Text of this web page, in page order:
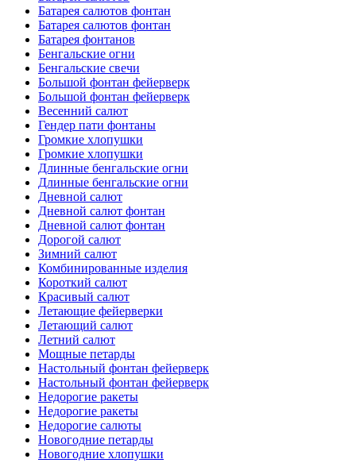
Батарея салютов фонтан
Батарея салютов фонтан
Батарея фонтанов
Бенгальские огни
Бенгальские свечи
Большой фонтан фейерверк
Большой фонтан фейерверк
Весенний салют
Гендер пати фонтаны
Громкие хлопушки
Громкие хлопушки
Длинные бенгальские огни
Длинные бенгальские огни
Дневной салют
Дневной салют фонтан
Дневной салют фонтан
Дорогой салют
Зимний салют
Комбинированные изделия
Короткий салют
Красивый салют
Летающие фейерверки
Летающий салют
Летний салют
Мощные петарды
Настольный фонтан фейерверк
Настольный фонтан фейерверк
Недорогие ракеты
Недорогие ракеты
Недорогие салюты
Новогодние петарды
Новогодние хлопушки